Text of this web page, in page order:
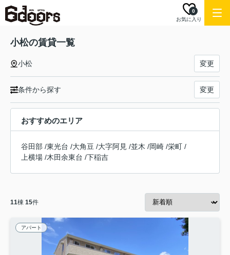
お気に入り
0
小松の賃貸一覧
小松 変更
条件から探す 変更
おすすめのエリア
谷田部 /東光台 /大角豆 /大字阿見 /並木 /岡崎 /栄町 /
上横場 /木田余東台 /下稲吉
11棟 15件
アパート